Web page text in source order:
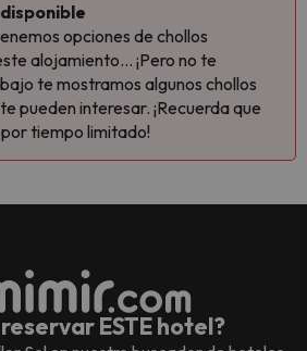
opciones de chollos
alojamiento... ¡Pero no te
te mostramos algunos chollos
pueden interesar. ¡Recuerda que
tiempo limitado!
ESTE hotel?